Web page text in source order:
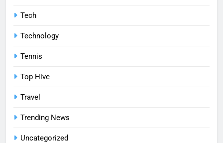
Tech
Technology
Tennis
Top Hive
Travel
Trending News
Uncategorized